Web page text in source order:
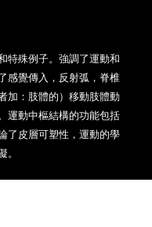
特殊例子。強調了運動和
感覺傳入，反射弧，脊椎
加：肢體的）移動肢體動
運動中樞結構的功能包括
了皮層可塑性，運動的學
。